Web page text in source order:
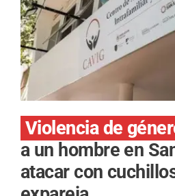
Violencia de
a un hombre en
atacar con